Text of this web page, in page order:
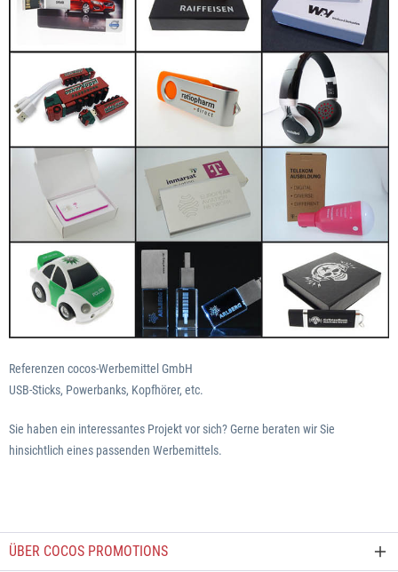
Referenzen cocos-Werbemittel GmbH
USB-Sticks, Powerbanks, Kopfhörer, etc.
Sie haben ein interessantes Projekt vor sich? Gerne beraten wir Sie
hinsichtlich eines passenden Werbemittels.
ÜBER COCOS PROMOTIONS